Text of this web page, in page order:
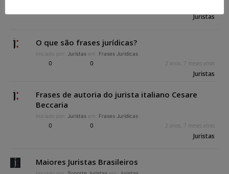
Juristas
O que são frases jurídicas?
Iniciado por: Juristas em: Frases Jurídicas
0 0 2 anos, 7 meses atrás
Juristas
Frases de autoria do jurista italiano Cesare
Beccaria
Iniciado por: Juristas em: Frases Jurídicas
0 0 2 anos, 7 meses atrás
Juristas
Maiores Juristas Brasileiros
Iniciado por: Suporte Juristas em: Juristas